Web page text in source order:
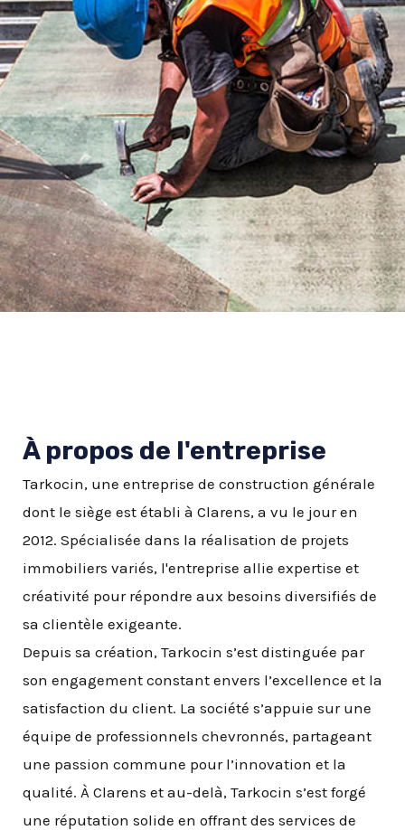
À propos de l'entreprise​
Tarkocin, une entreprise de construction générale
dont le siège est établi à Clarens, a vu le jour en
2012. Spécialisée dans la réalisation de projets
immobiliers variés, l'entreprise allie expertise et
créativité pour répondre aux besoins diversifiés de
sa clientèle exigeante.
Depuis sa création, Tarkocin s’est distinguée par
son engagement constant envers l’excellence et la
satisfaction du client. La société s’appuie sur une
équipe de professionnels chevronnés, partageant
une passion commune pour l’innovation et la
qualité. À Clarens et au-delà, Tarkocin s’est forgé
une réputation solide en offrant des services de